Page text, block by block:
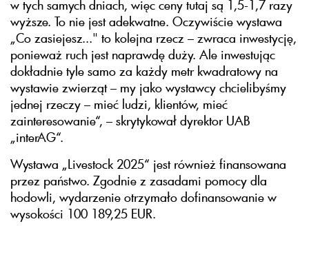
w tych samych dniach, więc ceny tutaj są 1,5-1,7 razy
wyższe. To nie jest adekwatne. Oczywiście wystawa
„Co zasiejesz..." to kolejna rzecz – zwraca inwestycję,
ponieważ ruch jest naprawdę duży. Ale inwestując
dokładnie tyle samo za każdy metr kwadratowy na
wystawie zwierząt – my jako wystawcy chcielibyśmy
jednej rzeczy – mieć ludzi, klientów, mieć
zainteresowanie“, – skrytykował dyrektor UAB
„interAG“.
Wystawa „Livestock 2025“ jest również finansowana
przez państwo. Zgodnie z zasadami pomocy dla
hodowli, wydarzenie otrzymało dofinansowanie w
wysokości 100 189,25 EUR.